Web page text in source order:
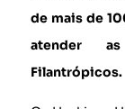
de mais de
atender
Filantrópicos.